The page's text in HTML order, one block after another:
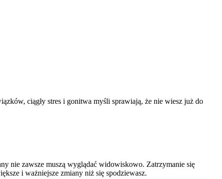
ciągły stres i gonitwa myśli sprawiają, że nie wiesz już do
nie zawsze muszą wyglądać widowiskowo. Zatrzymanie się
i ważniejsze zmiany niż się spodziewasz.